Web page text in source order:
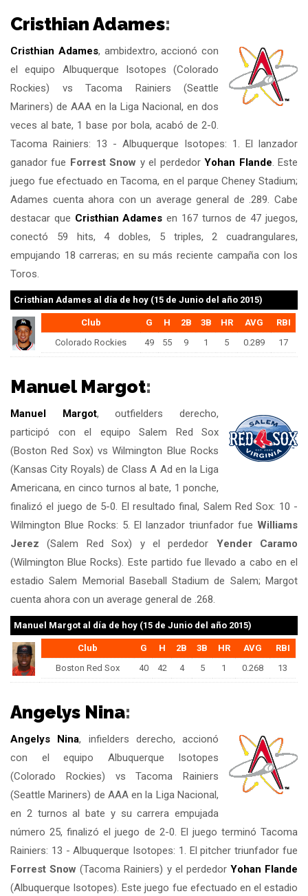
Cristhian Adames:
Cristhian Adames, ambidextro, accionó con
el equipo Albuquerque Isotopes (Colorado
Rockies) vs Tacoma Rainiers (Seattle
Mariners) de AAA en la Liga Nacional, en dos
veces al bate, 1 base por bola, acabó de 2-0.
Tacoma Rainiers: 13 - Albuquerque Isotopes: 1. El lanzador
ganador fue Forrest Snow y el perdedorYohan Flande. Este
juego fue efectuado en Tacoma, en el parque Cheney Stadium;
Adames cuenta ahora con un average general de .289. Cabe
destacar que Cristhian Adames en 167 turnos de 47 juegos,
conectó 59 hits, 4 dobles, 5 triples, 2 cuadrangulares,
empujando 18 carreras; en su más reciente campaña con los
Toros.
Cristhian Adames al día de hoy (15 de Junio del año 2015)
Club G H 2B 3B HR AVG
RBI
Colorado Rockies
49 55 9 1 5 0.289 17
Manuel Margot:
Manuel Margot, outfielders derecho,
participó con el equipo Salem Red Sox
(Boston Red Sox) vs Wilmington Blue Rocks
(Kansas City Royals) de Class A Ad en la Liga
Americana, en cinco turnos al bate, 1 ponche,
finalizó el juego de 5-0. El resultado final, Salem Red Sox: 10 -
Wilmington Blue Rocks: 5. El lanzador triunfador fue Williams
Jerez (Salem Red Sox) y el perdedor Yender Caramo
(Wilmington Blue Rocks). Este partido fue llevado a cabo en el
estadio Salem Memorial Baseball Stadium de Salem; Margot
cuenta ahora con un average general de .268.
Manuel Margot al día de hoy (15 de Junio del año 2015)
Club G H 2B 3B HR AVG
RBI
Boston Red Sox
40 42 4 5 1 0.268 13
Angelys Nina:
Angelys Nina, infielders derecho, accionó
con el equipo Albuquerque Isotopes
(Colorado Rockies) vs Tacoma Rainiers
(Seattle Mariners) de AAA en la Liga Nacional,
en 2 turnos al bate y su carrera empujada
número 25, finalizó el juego de 2-0. El juego terminó Tacoma
Rainiers: 13 - Albuquerque Isotopes: 1. El pitcher triunfador fue
Forrest Snow (Tacoma Rainiers) y el perdedor Yohan Flande
(Albuquerque Isotopes). Este juego fue efectuado en el estadio